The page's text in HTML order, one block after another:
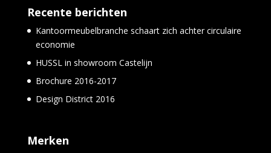
Recente berichten
Kantoormeubelbranche schaart zich achter circulaire
economie
HUSSL in showroom Castelijn
Brochure 2016-2017
Design District 2016
Merken